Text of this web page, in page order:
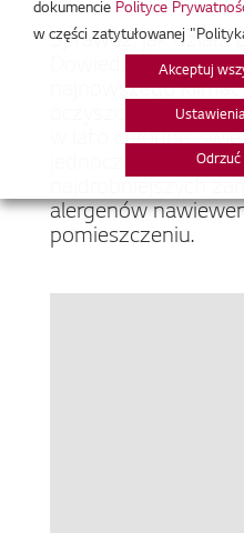
Sprawdź, jak działa
Dowiedz się więcej
najnowszego
oczyszczaczem
w lato chłodne,
jednocześnie ze
alergenów
pomieszczeniu.
dokumencie Polityce
w części zatytułowanej
Akceptuj
Odrzuć